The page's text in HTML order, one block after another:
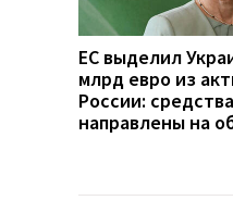
ЕС выделил
млрд евро из
России:
направлены на